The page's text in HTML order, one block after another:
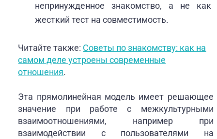
непринужденное знакомство, а не как
жесткий тест на совместимость.
Читайте также: Советы по знакомству: как на
самом деле устроены современные
отношения.
Эта прямолинейная модель имеет решающее
значение при работе с межкультурными
взаимоотношениями, например при
взаимодействии с пользователями на